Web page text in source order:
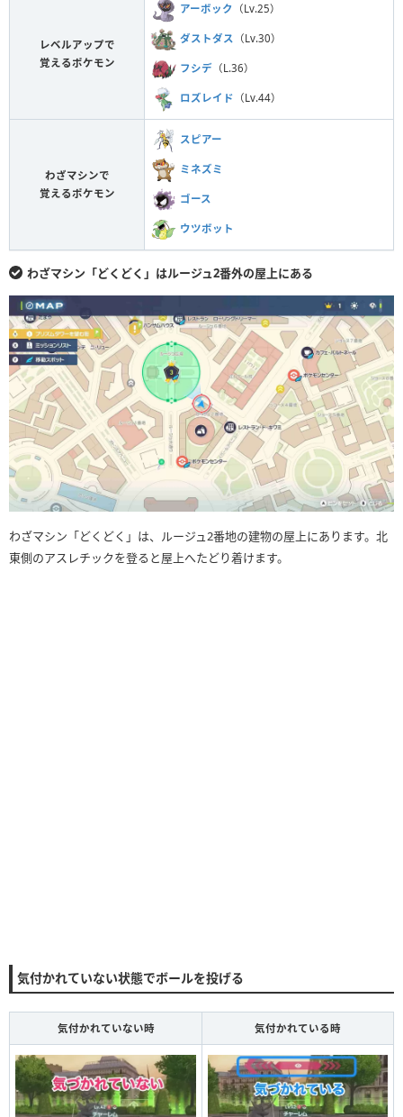
レベルアップで
覚えるポケモン
アーボック （Lv.25）
ダストダス （Lv.30）
フシデ （L.36）
ロズレイド （Lv.44）
わざマシンで
覚えるポケモン
スピアー
ミネズミ
ゴース
ウツボット
わざマシン「どくどく」はルージュ2番外の屋上にある
わざマシン「どくどく」は、ルージュ2番地の建物の屋上にあります。北
東側のアスレチックを登ると屋上へたどり着けます。
気付かれていない状態でボールを投げる
気付かれていない時 気付かれている時